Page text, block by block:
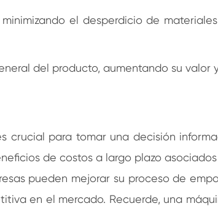
el desperdicio de
del producto, aumentando su valor
crucial para tomar una decisión
de costos a largo plazo
pueden mejorar su proceso de
en el mercado. Recuerde, una